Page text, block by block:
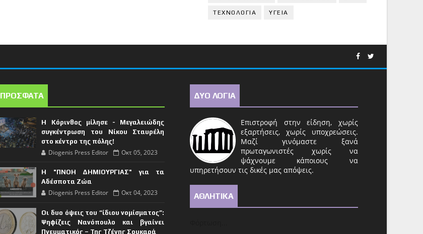
ΤΕΧΝΟΛΟΓΙΑ ΥΓΕΙΑ
ΠΡΟΣΦΑΤΑ
Η Κόρινθος μίλησε - Μεγαλειώδης
συγκέντρωση του Νίκου Σταυρέλη
στο κέντρο της πόλης!
Diogenis Press Editor Οκτ 05, 2023
Η "ΠΝΟΗ ΔΗΜΙΟΥΡΓΙΑΣ" για τα
Αδέσποτα Ζώα
Diogenis Press Editor Οκτ 04, 2023
Οι δυο όψεις του “ίδιου νομίσματος”:
Ψηφίζεις Νανόπουλο και βγαίνει
Πνευματικός – Της Τζένης Σουκαρά
ΔΥΟ ΛΟΓΙΑ
Επιστροφή στην είδηση, χωρίς
εξαρτήσεις, χωρίς υποχρεώσεις.
Μαζί γινόμαστε ξανά
πρωταγωνιστές χωρίς να
ψάχνουμε κάποιους να
υπηρετήσουν τις δικές μας απόψεις.
ΑΘΛΗΤΙΚΑ